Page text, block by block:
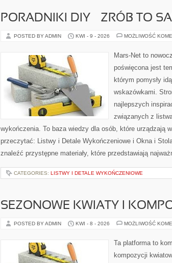
PORADNIKI DIY – ZRÓB TO
POSTED BY ADMIN KWI - 9 - 2026 MOŻLIWOŚĆ
Mars-Net to
poświęcona jest
którym pomysły
wskazówkami.
najlepszych
związanych z
wykończenia. To baza wiedzy dla osób, które urządzają
przeczytać: Listwy i Detale Wykończeniowe i Okna i
znaleźć przystępne materiały, które przedstawiają
CATEGORIES: LISTWY I DETALE WYKOŃCZENIOWE
SEZONOWE KWIATY I
POSTED BY ADMIN KWI - 8 - 2026 MOŻLIWOŚĆ
Ta platforma to
kompozycji